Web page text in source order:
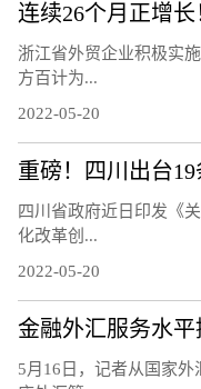
连续26个月正增
浙江省外贸企业积极实
方百计为...
2022-05-20
四川省政府近日印发《
化改革创...
2022-05-20
5月16日，记者从国家